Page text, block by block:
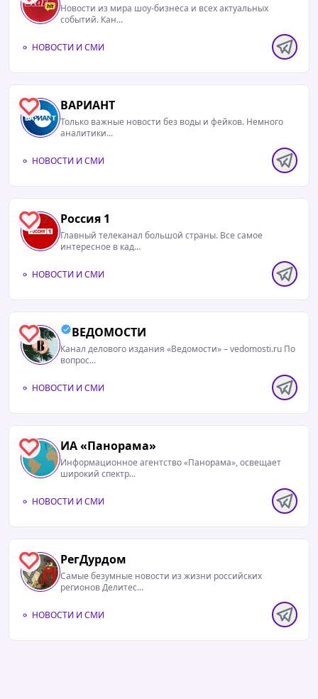
Новости из мира шоу-бизнеса и всех актуальных
событий. Кан...
НОВОСТИ И СМИ
3 ВАРИАНТ
Только важные новости без воды и фейков. Немного
аналитики...
НОВОСТИ И СМИ
2 Россия 1
Главный телеканал большой страны. Все самое
интересное в кад...
НОВОСТИ И СМИ
0 ВЕДОМОСТИ
Канал делового издания «Ведомости» – vedomosti.ru По
вопрос...
НОВОСТИ И СМИ
1 ИА «Панорама»
Информационное агентство «Панорама», освещает
широкий спектр...
НОВОСТИ И СМИ
1 РегДурдом
Самые безумные новости из жизни российских
регионов Делитес...
НОВОСТИ И СМИ